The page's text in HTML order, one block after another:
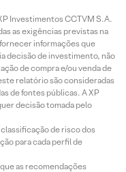
Investimentos CCTVM S.A.
as exigências previstas na
informações que
decisão de investimento, não
de compra e/ou venda de
relatório são consideradas
de fontes públicas. A XP
decisão tomada pelo
de risco dos
para cada perfil de
as recomendações